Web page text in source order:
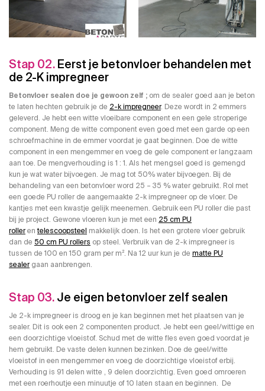
Stap 02. Eerst je betonvloer behandelen met
de 2-K impregneer
Betonvloer sealen doe je gewoon zelf ; om de sealer goed aan je beton
te laten hechten gebruik je de 2-k impregneer. Deze wordt in 2 emmers
geleverd. Je hebt een witte vloeibare component en een gele stroperige
component. Meng de witte component even goed met een garde op een
schroefmachine in de emmer voordat je gaat beginnen. Doe de witte
component in een mengemmer en voeg de gele component er langzaam
aan toe. De mengverhouding is 1 : 1. Als het mengsel goed is gemengd
kun je wat water bijvoegen. Je mag tot 50% water bijvoegen. Bij de
behandeling van een betonvloer word 25 – 35 % water gebruikt. Rol met
een goede PU roller de aangemaakte 2-k impregneer op de vloer. De
kantjes met een kwastje gelijk meenemen. Gebruik een PU roller die past
bij je project. Gewone vloeren kun je met een 25 cm PU
rollerentelescoopsteel makkelijk doen. Is het een grotere vloer gebruik
dan de 50 cm PU rollers op steel. Verbruik van de 2-k impregneer is
tussen de 100 en 150 gram per m². Na 12 uur kun je de matte PU
sealergaan aanbrengen.
Stap 03. Je eigen betonvloer zelf sealen
Je 2-k impregneer is droog en je kan beginnen met het plaatsen van je
sealer. Dit is ook een 2 componenten product. Je hebt een geel/wittige en
een doorzichtige vloeistof. Schud met de witte fles even goed voordat je
hem gebruikt. De vaste delen kunnen bezinken. Doe de geel/witte
vloeistof in een mengemmer en voeg de doorzichtige vloeistof erbij.
Verhouding is 91 delen witte , 9 delen doorzichtig. Even goed omroeren
met een roerhoutje een minuutje of 10 laten staan en beginnen. De